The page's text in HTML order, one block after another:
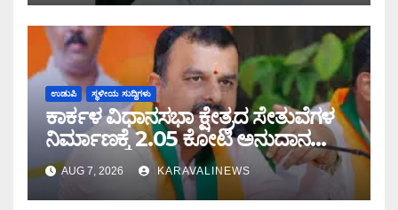
ಉಡುಪಿ ಸ್ಥಳೀಯ ಸುದ್ದಿಗಳು
ಕಾರ್ಕಳ ವಿಧಾನಸಭಾ ಕ್ಷೇತ್ರದ ಸೇತುವೆಗಳ
ನಿರ್ಮಾಣಕ್ಕೆ 2.05 ಕೋಟಿ ಅನುದಾನ
ಮಂಜೂರು: ಶಾಸಕ ಸುನಿಲ್ ಕುಮಾರ್
ಮಾಹಿತಿ
AUG 7, 2026 KARAVALINEWS